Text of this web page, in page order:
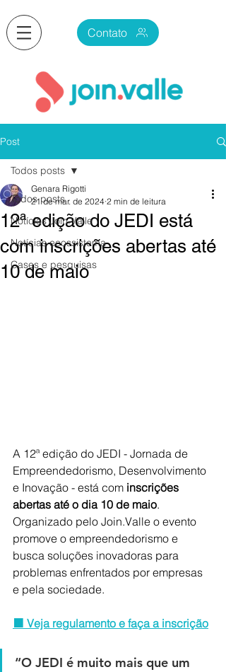
Contato
Post
Todos posts
Notícias Join.Valle
Notícias ecossistema
Cases e pesquisas
Todos posts
12ª edição do JEDI está
com inscrições abertas até
10 de maio
Genara Rigotti
21 de mar. de 2024 2 min de leitura
A 12ª edição do JEDI - Jornada de
Empreendedorismo, Desenvolvimento
e Inovação - está com inscrições
abertas até o dia 10 de maio.
Organizado pelo Join.Valle o evento
promove o empreendedorismo e
busca soluções inovadoras para
problemas enfrentados por empresas
e pela sociedade.
🟧 Veja regulamento e faça a inscrição
“O JEDI é muito mais que um